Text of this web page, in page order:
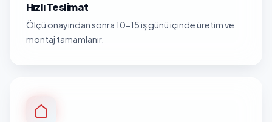
Hızlı Teslimat
Ölçü onayından sonra 10-15 iş günü içinde üretim ve
montaj tamamlanır.